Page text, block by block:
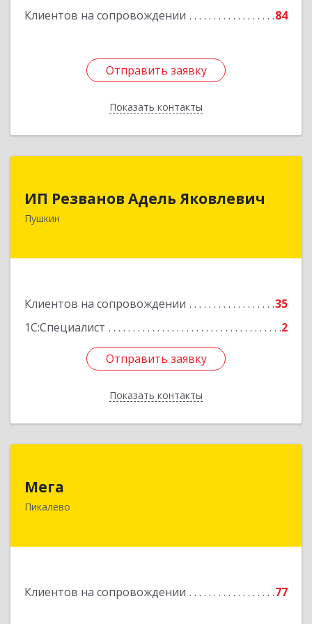
Клиентов на сопровождении 84
Отправить заявку
Показать контакты
Отправить заявку
Назад
ИП Резванов Адель Яковлевич
Пушкин
Клиентов на сопровождении
35
1С:Специалист
2
Отправить заявку
Показать контакты
196602, Санкт-Петербург г, Пушкин г, Красной
Подробнее
Отправить заявку
Назад
Мега
Пикалево
Клиентов на сопровождении 77
Подробнее